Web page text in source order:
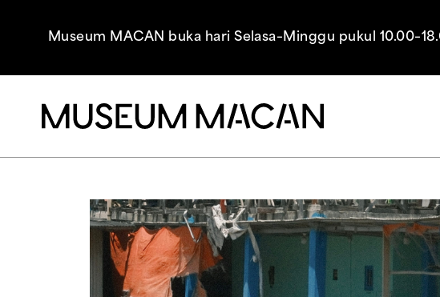
Museum MACAN buka hari Selasa–Minggu pukul